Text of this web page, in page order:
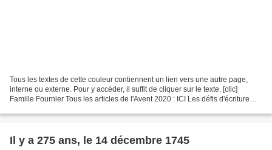
Tous les textes de cette couleur contiennent un lien vers une autre page,
interne ou externe. Pour y accéder, il suffit de cliquer sur le texte. [clic]
Famille Fournier Tous les articles de l'Avent 2020 : ICI Les défis d'écriture
Il y a 275 ans, le 14 décembre 1745